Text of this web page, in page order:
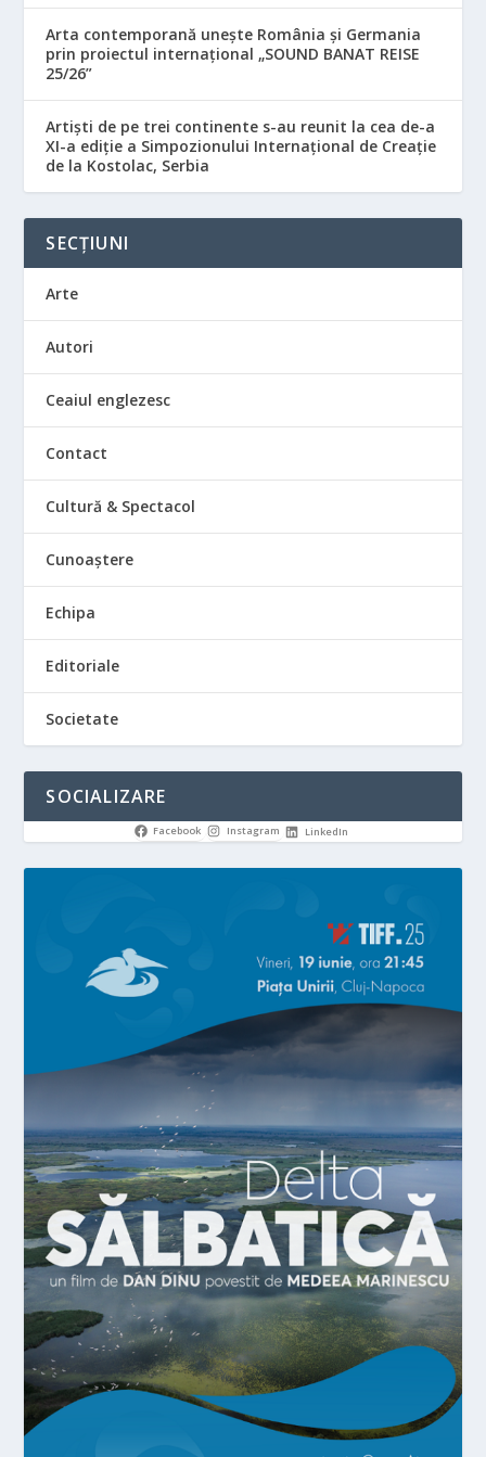
Arta contemporană unește România și Germania
prin proiectul internațional „SOUND BANAT REISE
25/26”
Artiști de pe trei continente s-au reunit la cea de-a
XI-a ediție a Simpozionului Internațional de Creație
de la Kostolac, Serbia
SECȚIUNI
Arte
Autori
Ceaiul englezesc
Contact
Cultură & Spectacol
Cunoaștere
Echipa
Editoriale
Societate
SOCIALIZARE
Facebook Instagram LinkedIn